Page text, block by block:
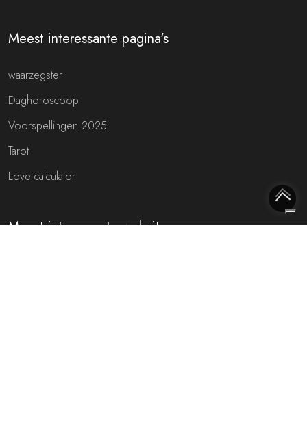
Meest interessante pagina's
waarzegster
Daghoroscoop
Voorspellingen 2025
Tarot
Love calculator
Meest interessante websites